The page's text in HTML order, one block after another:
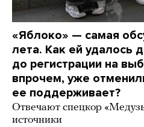
«Яблоко» — самая
лета. Как ей удалось
до регистрации на
впрочем, уже
ее поддерживает?
Отвечают спецкор
источники